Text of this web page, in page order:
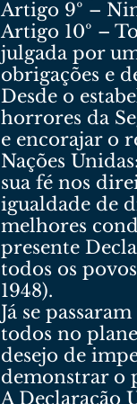
Artigo 9º –
Artigo 10º –
julgada por
obrigações e
Desde o
horrores da
e encorajar o
Nações
sua fé nos
igualdade de
melhores
presente
todos os
1948).
Já se
todos no
desejo de
demonstrar o
A Declaração